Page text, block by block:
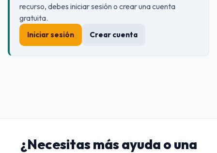
recurso, debes iniciar sesión o crear una cuenta
gratuita.
Iniciar sesión Crear cuenta
¿Necesitas más ayuda o una